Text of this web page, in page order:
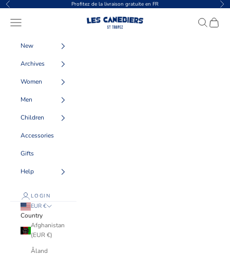
Skip to content
Previous Profitez de la livraison gratuite en FR
Les Canebiers
Navigation menu SearchCart
New
Archives
Women
Men
Children
Accessories
Gifts
Help
LOGIN
EUR €
Country
Afghanistan
(EUR €)
Åland